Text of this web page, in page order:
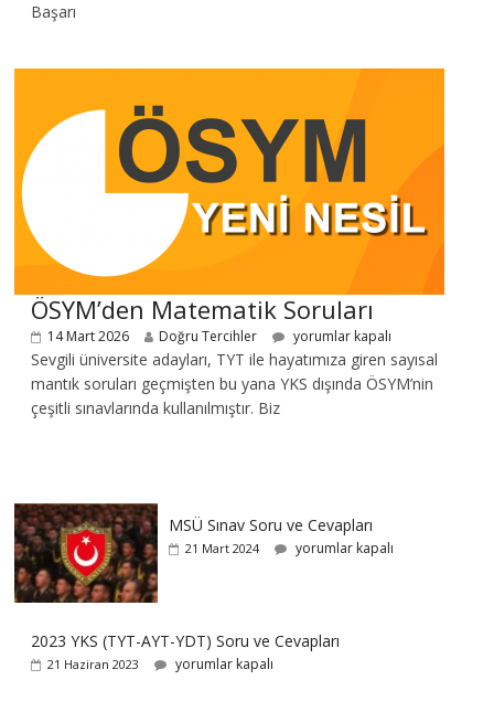
Başarı
ÖSYM’den Matematik Soruları
14 Mart 2026 Doğru Tercihler yorumlar kapalı
Sevgili üniversite adayları, TYT ile hayatımıza giren sayısal
mantık soruları geçmişten bu yana YKS dışında ÖSYM’nin
çeşitli sınavlarında kullanılmıştır. Biz
MSÜ Sınav Soru ve Cevapları
21 Mart 2024 yorumlar kapalı
2023 YKS (TYT-AYT-YDT) Soru ve Cevapları
21 Haziran 2023 yorumlar kapalı